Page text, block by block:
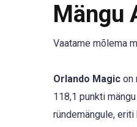
Mängu
Vaatame mõlema
Orlando Magic on
118,1 punkti
ründemängule,